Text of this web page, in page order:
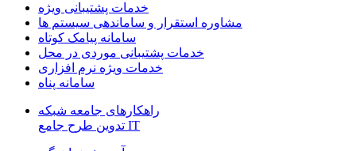
خدمات پشتیبانی ویژه
مشاوره استقرار و ساماندهی سیستم ها
سامانه پیامک کوتاه
خدمات پشتیبانی موردی در محل
خدمات ویژه نرم افزاری
سامانه پناه
راهکارهای جامعه شبکه
IT تدوین طرح جامع